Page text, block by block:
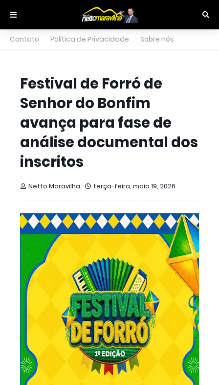
Contato Política de Privacidade Sobre nós
Festival de Forró de
Senhor do Bonfim
avança para fase de
análise documental dos
inscritos
Netto Maravilha terça-feira, maio 19, 2026